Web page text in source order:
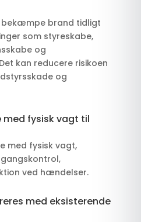
bekæmpe brand tidligt
som styreskabe,
og
kan reducere risikoen
og
fysisk vagt til
med fysisk vagt,
ved hændelser.
med eksisterende